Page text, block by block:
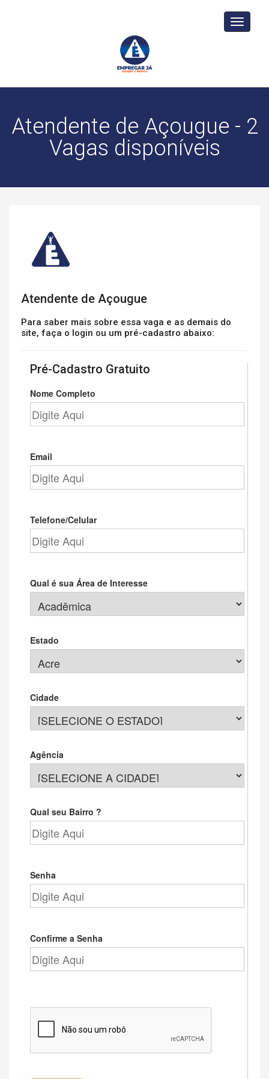
Toggle
Atendente de Açougue - 2
Vagas disponíveis
Atendente de Açougue
Para saber mais sobre essa vaga e as demais do
site, faça o login ou um pré-cadastro abaixo:
Pré-Cadastro Gratuito
Nome Completo
Email
Telefone/Celular
Qual é sua Área de Interesse
Estado
Cidade
Agência
Qual seu Bairro ?
Senha
Confirme a Senha